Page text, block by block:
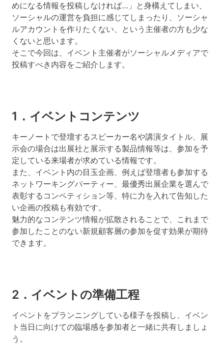
めになる情報を投稿しなければ…」と身構えてしまい、
ソーシャルの運営を負担に感じてしまったり、ソーシャ
ルアカウントを作りたくない、という主催者の方も少な
くないと思います。
そこで今回は、イベント主催者がソーシャルメディアで
投稿すべき内容をご紹介します。
1．イベントコンテンツ
キーノートで登壇するスピーカー名や講演タイトル、展
示会の場合は出展社と展示する製品情報等は、参加を予
定している来場者が求めている情報です。
また、イベント内の目玉企画、例えば登壇者も参加する
ネットワーキングパーティー、最優秀出展企業を選んで
表彰するコンペティション等、特に力を入れて告知した
い企画の投稿も有効です。
魅力的なコンテンツ情報が拡散されることで、これまで
参加したことのない新規顧客層の参加を促す効果が期待
できます。
2．イベントの準備工程
イベントをプランニングしている様子を投稿し、イベン
ト当日に向けての臨場感を参加者と一緒に共有しましょ
う。